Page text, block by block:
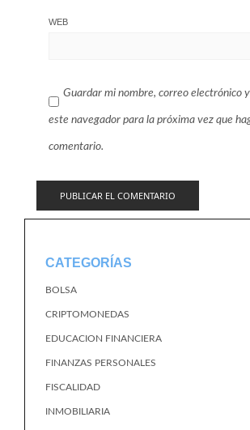
WEB
Guardar mi nombre, correo electrónico
este navegador para la próxima vez que
comentario.
CATEGORÍAS
BOLSA
CRIPTOMONEDAS
EDUCACION FINANCIERA
FINANZAS PERSONALES
FISCALIDAD
INMOBILIARIA